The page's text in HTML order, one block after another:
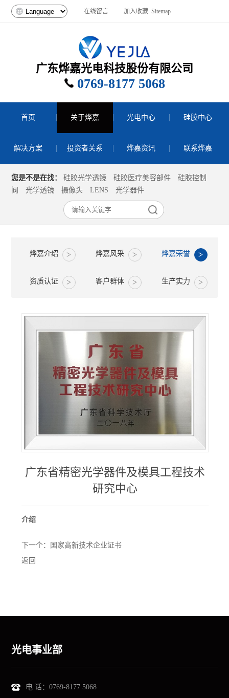
在线留言 加入收藏 Sitemap
广东烨嘉光电科技股份有限公司
0769-8177 5068
首页 关于烨嘉 光电中心 硅胶中心
解决方案 投资者关系 烨嘉资讯 联系烨嘉
您是不是在找：硅胶光学透镜 硅胶医疗美容部件
硅胶控制
阀
光学透镜 摄像头 LENS 光学器件
烨嘉介绍 烨嘉风采 烨嘉荣誉
资质认证 客户群体 生产实力
广东省精密光学器件及模具工程技术
研究中心
介绍
下一个：
国家高新技术企业证书
返回
光电事业部
电 话：0769-8177 5068